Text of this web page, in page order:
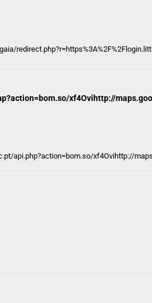
xf4Ovihttp://
api.php?action=bom.so/xf4Ovihttp://